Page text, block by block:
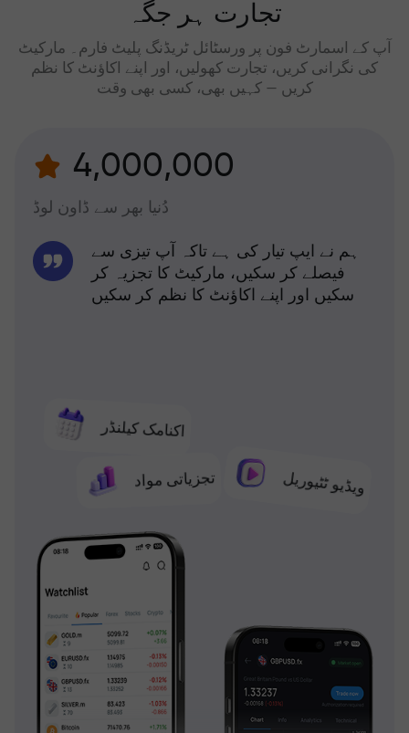
تجارت ہر جگہ
آپ کے اسمارٹ فون پر ورسٹائل ٹریڈنگ پلیٹ فارم۔ مارکیٹ
کی نگرانی کریں، تجارت کھولیں، اور اپنے اکاؤنٹ کا نظم
کریں — کہیں بھی، کسی بھی وقت
4,000,000
دُنیا بھر سے ڈاون لوڈ
اکنامک کیلنڈر
تجزیاتی مواد ویڈیو ٹٹیوریل
ہم نے ایپ تیار کی ہے تاکہ آپ تیزی سے
فیصلے کر سکیں، مارکیٹ کا تجزیہ کر
سکیں اور اپنے اکاؤنٹ کا نظم کر سکیں